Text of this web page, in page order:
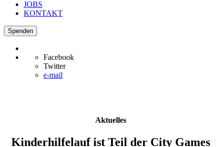
JOBS
KONTAKT
Spenden
Facebook
Twitter
e-mail
Aktuelles
Kinderhilfelauf ist Teil der City Games